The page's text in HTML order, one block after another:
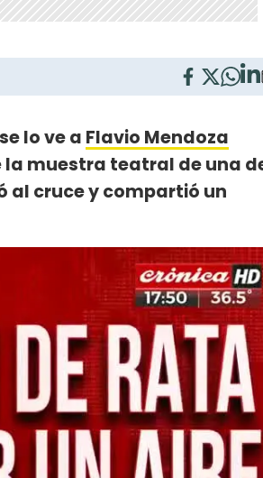
lo ve a Flavio Mendoza
muestra teatral de una
al cruce y compartió un